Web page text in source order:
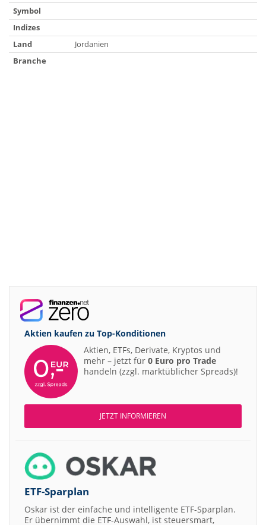
Symbol
Indizes
Land
Jordanien
Branche
Aktien kaufen zu Top-Konditionen
Aktien, ETFs, Derivate, Kryptos und
mehr – jetzt für 0 Euro pro Trade
handeln (zzgl. marktüblicher Spreads)!
JETZT INFORMIEREN
ETF-Sparplan
Oskar ist der einfache und intelligente ETF-Sparplan.
Er übernimmt die ETF-Auswahl, ist steuersmart,